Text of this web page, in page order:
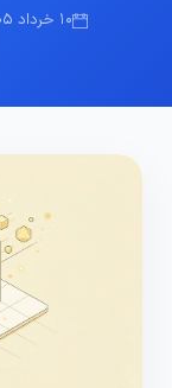
10 خرداد 1405 ساعت 13:41